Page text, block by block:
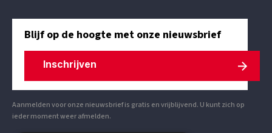
Blijf op de hoogte met onze nieuwsbrief
Inschrijven
Aanmelden voor onze nieuwsbrief is gratis en vrijblijvend. U kunt zich op
ieder moment weer afmelden.